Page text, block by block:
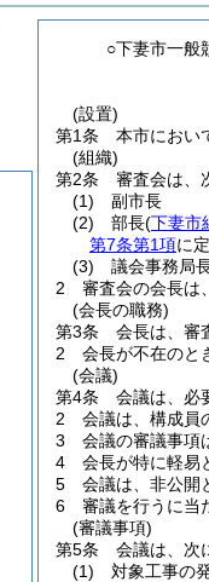
○下妻市一般
(設置)
第1条
本市におい
(組織)
第2条
審査会は、
(1)
副市長
(2)
部長(下妻市
第7条第1項に
(3)
議会事務局
2
審査会の会長は
(会長の職務)
第3条
会長は、審
2
会長が不在のと
(会議)
第4条
会議は、必
2
会議は、構成員
3
会議の審議事項
4
会長が特に軽易
5
会議は、非公開
6
審議を行うに当
(審議事項)
第5条
会議は、次
(1)
対象工事の